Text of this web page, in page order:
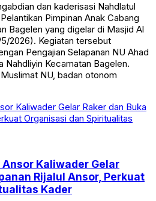
dan kaderisasi Nahdlatul
Pimpinan Anak Cabang
Bagelen yang digelar di Masjid Al
2026). Kegiatan tersebut
Pengajian Selapanan NU Ahad
Nahdliyin Kecamatan Bagelen.
NU, badan otonom
Ansor Kaliwader Gelar
Rijalul Ansor, Perkuat
Kader